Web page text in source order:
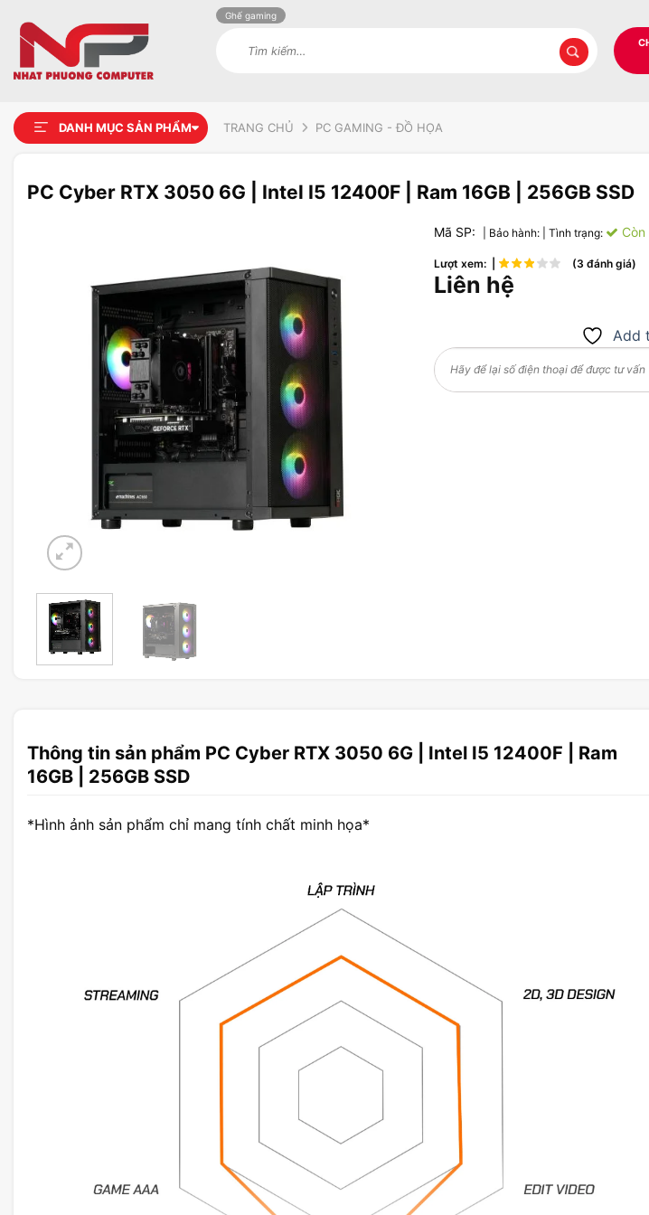
Ghế gaming
DANH MỤC SẢN PHẨM TRANG CHỦ PC GAMING - ĐỒ HỌA
PC Cyber RTX 3050 6G | Intel I5 12400F | Ram 16GB | 256GB SSD
wishlist
Mã SP: | Bảo hành: | Tình trạng: Còn
Lượt xem: | (3 đánh giá)
Liên hệ
Add
Thông tin sản phẩm PC Cyber RTX 3050 6G | Intel I5 12400F | Ram
16GB | 256GB SSD
*Hình ảnh sản phẩm chỉ mang tính chất minh họa*